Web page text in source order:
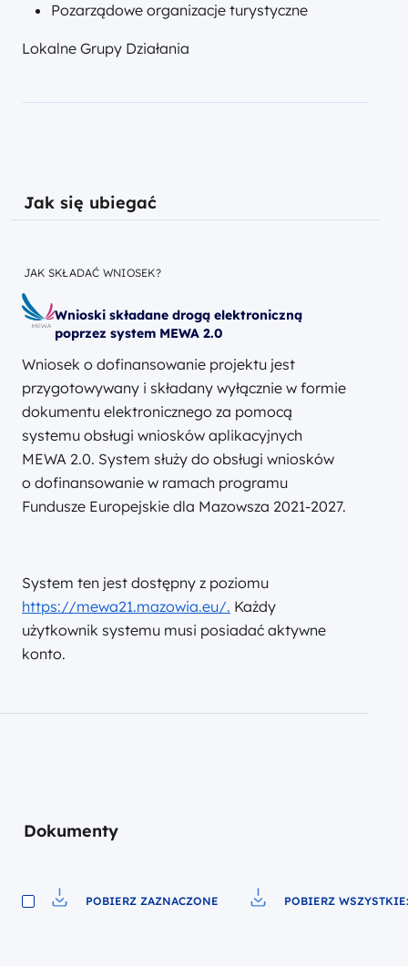
Pozarządowe organizacje turystyczne
Lokalne Grupy Działania
Jak się ubiegać
JAK SKŁADAĆ WNIOSEK?
Wnioski składane drogą elektroniczną
poprzez system MEWA 2.0
Wniosek o dofinansowanie projektu jest
przygotowywany i składany wyłącznie w formie
dokumentu elektronicznego za pomocą
systemu obsługi wniosków aplikacyjnych
MEWA 2.0. System służy do obsługi wniosków
o dofinansowanie w ramach programu
Fundusze Europejskie dla Mazowsza 2021-2027.
System ten jest dostępny z poziomu
https://mewa21.mazowia.eu/. Każdy
użytkownik systemu musi posiadać aktywne
konto.
Dokumenty
POBIERZ ZAZNACZONE POBIERZ